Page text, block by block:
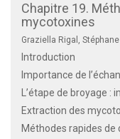
Chapitre 19.
mycotoxines
Graziella Rigal,
Introduction
Importance de
L’étape de broyage
Extraction des
Méthodes rapides de